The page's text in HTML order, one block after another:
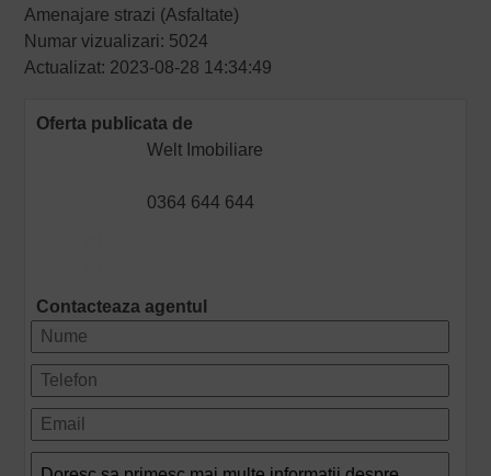
Amenajare strazi (Asfaltate)
Numar vizualizari: 5024
Actualizat: 2023-08-28 14:34:49
Oferta publicata de
Welt Imobiliare
0364 644 644
Contacteaza agentul